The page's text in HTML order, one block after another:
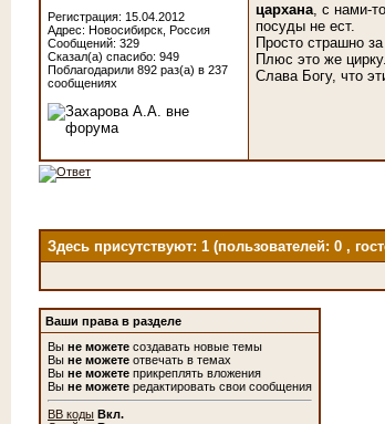
Регистрация: 15.04.2012
Адрес: Новосибирск, Россия
Сообщений: 329
Сказал(а) спасибо: 949
Поблагодарили 892 раз(а) в 237
сообщениях
цархана, с нами-
посуды не ест.
Просто страшно
Плюс это же
Слава Богу, что
Здесь присутствуют: 1 (пользователей: 0 ,
Ваши права в разделе
Вы не можете создавать новые темы
Вы не можете отвечать в темах
Вы не можете прикреплять вложения
Вы не можете редактировать свои сообщения
BB коды Вкл.